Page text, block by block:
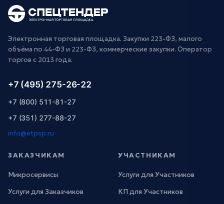
Электронная торговая площадка. Закупки 223-ФЗ, малого
объёма по 44-ФЗ и 223-ФЗ, коммерческие закупки. Оператор
торгов с 2013 года.
+7 (495) 275-26-22
+7 (800) 511-81-27
+7 (351) 277-88-27
info@etpsp.ru
ЗАКАЗЧИКАМ
Микросервисы
Услуги для Заказчиков
УЧАСТНИКАМ
Услуги для Участников
КП для Участников